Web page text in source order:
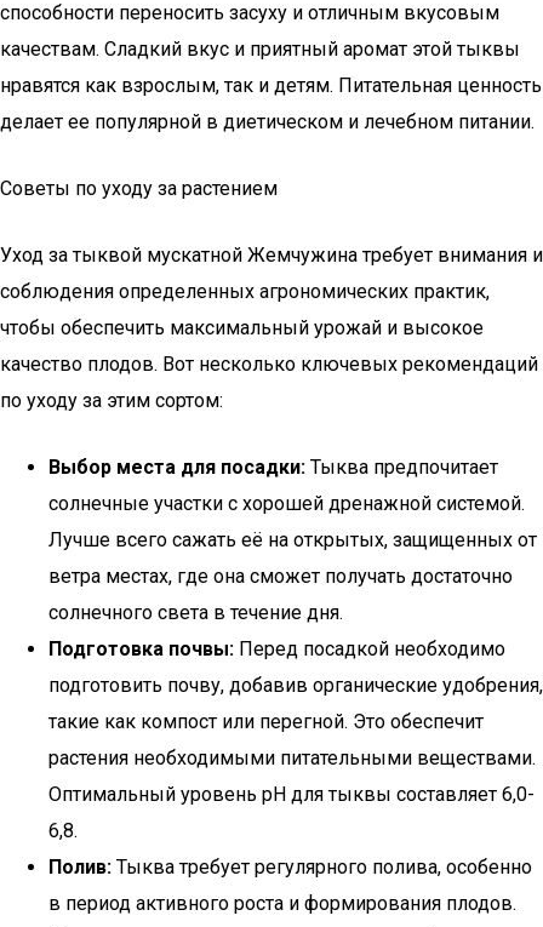
способности переносить засуху и отличным вкусовым
качествам. Сладкий вкус и приятный аромат этой тыквы
нравятся как взрослым, так и детям. Питательная ценность
делает ее популярной в диетическом и лечебном питании.
Советы по уходу за растением
Уход за тыквой мускатной Жемчужина требует внимания и
соблюдения определенных агрономических практик,
чтобы обеспечить максимальный урожай и высокое
качество плодов. Вот несколько ключевых рекомендаций
по уходу за этим сортом:
Выбор места для посадки: Тыква предпочитает
солнечные участки с хорошей дренажной системой.
Лучше всего сажать её на открытых, защищенных от
ветра местах, где она сможет получать достаточно
солнечного света в течение дня.
Подготовка почвы: Перед посадкой необходимо
подготовить почву, добавив органические удобрения,
такие как компост или перегной. Это обеспечит
растения необходимыми питательными веществами.
Оптимальный уровень pH для тыквы составляет 6,0-
6,8.
Полив: Тыква требует регулярного полива, особенно
в период активного роста и формирования плодов.